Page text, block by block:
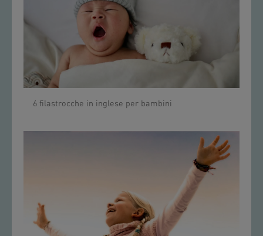
6 filastrocche in inglese per bambini